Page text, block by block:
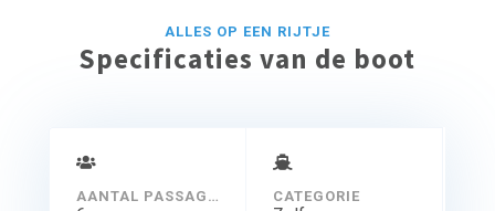
ALLES OP EEN RIJTJE
Specificaties van de boot
AANTAL PASSAGIERS CATEGORIE